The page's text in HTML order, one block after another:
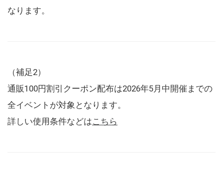
なります。
（補足2）
通販100円割引クーポン配布は2026年5月中開催までの
全イベントが対象となります。
詳しい使用条件などはこちら